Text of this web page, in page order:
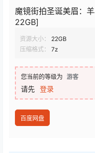
魔镜街拍圣诞美眉：
22GB]
资源大小：
22GB
压缩格式：
7z
您当前的等级为 游客
请先 登录
百度网盘